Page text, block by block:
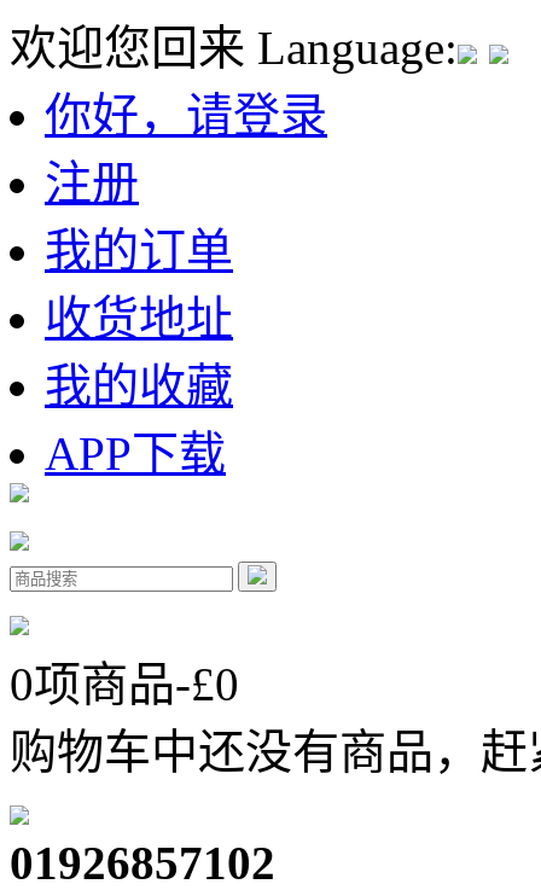
欢迎您回来 Language:
你好，请登录
注册
我的订单
收货地址
我的收藏
APP下载
0项商品-£0
购物车中还没有商品，
01926857102